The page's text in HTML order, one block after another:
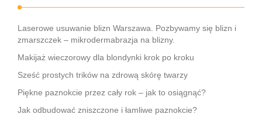
Laserowe usuwanie blizn Warszawa. Pozbywamy się blizn i
zmarszczek – mikrodermabrazja na blizny.
Makijaż wieczorowy dla blondynki krok po kroku
Sześć prostych trików na zdrową skórę twarzy
Piękne paznokcie przez cały rok – jak to osiągnąć?
Jak odbudować zniszczone i łamliwe paznokcie?